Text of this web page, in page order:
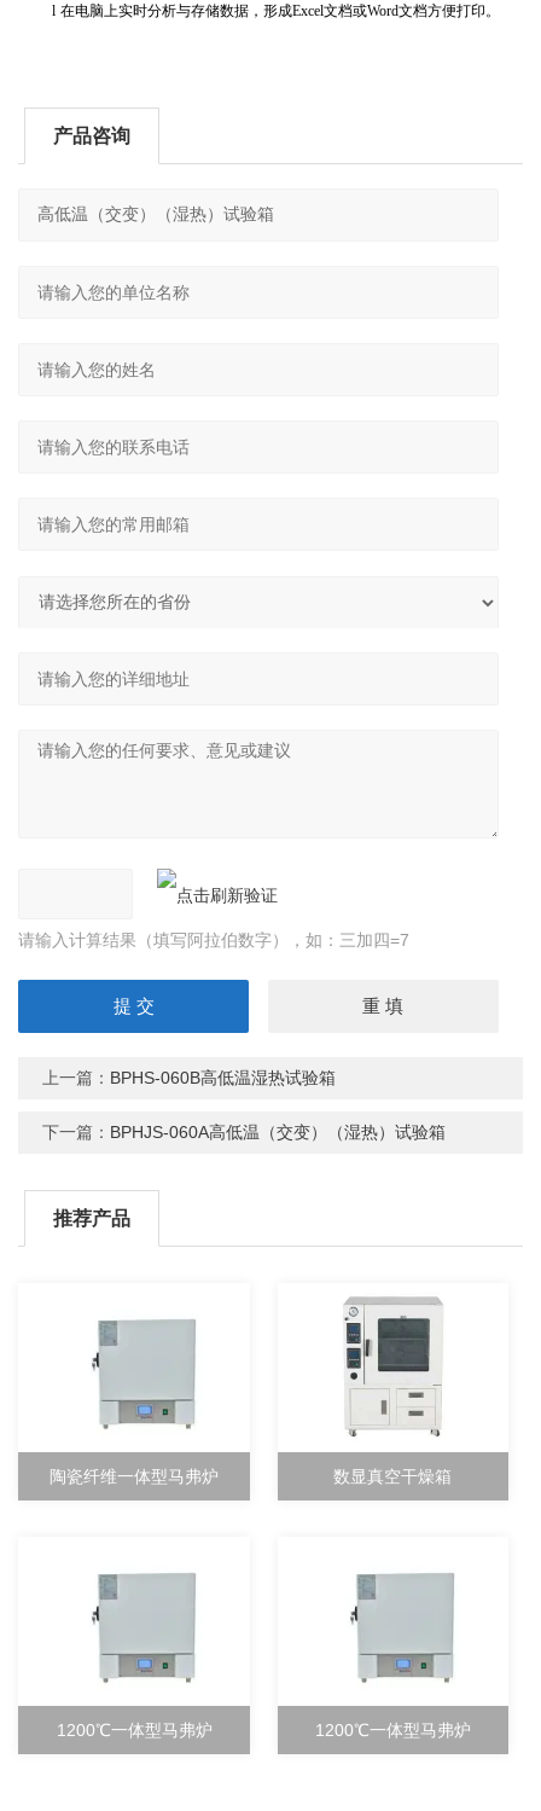
l 在电脑上实时分析与存储数据，形成Excel文档或Word文档方便打印。
产品咨询
请输入计算结果（填写阿拉伯数字），如：三加四=7
上一篇： BPHS-060B高低温湿热试验箱
下一篇： BPHJS-060A高低温（交变）（湿热）试验箱
推荐产品
陶瓷纤维一体型马弗炉 数显真空干燥箱
1200℃一体型马弗炉 1200℃一体型马弗炉